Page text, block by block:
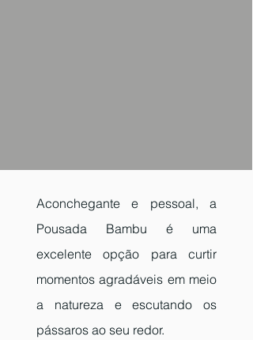
Aconchegante e pessoal, a
Pousada Bambu é uma
excelente opção para curtir
momentos agradáveis em meio
a natureza e escutando os
pássaros ao seu redor.